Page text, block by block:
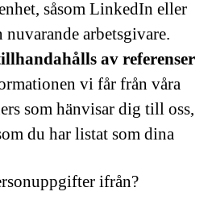
såsom LinkedIn eller
arbetsgivare.
av referenser
vi får från våra
som hänvisar dig till oss,
du har listat som dina
ifrån?